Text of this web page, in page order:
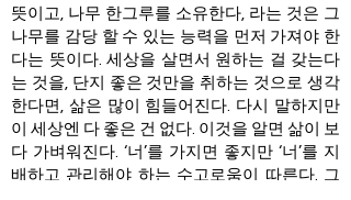
뜻이고, 나무 한그루를 소유한다, 라는 것은 그
나무를 감당 할 수 있는 능력을 먼저 가져야 한
다는 뜻이다. 세상을 살면서 원하는 걸 갖는다
는 것을, 단지 좋은 것만을 취하는 것으로 생각
한다면, 삶은 많이 힘들어진다. 다시 말하지만
이 세상엔 다 좋은 건 없다. 이것을 알면 삶이 보
다 가벼워진다. ‘너’를 가지면 좋지만 ‘너’를 지
배하고 관리해야 하는 수고로움이 따른다. 그